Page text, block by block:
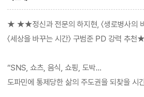
★ ★★정신과 전문의 하지현, 〈생로병사의 비
〈세상을 바꾸는 시간〉 구범준 PD 강력 추
“SNS, 쇼츠, 음식, 쇼핑, 도박…
도파민에 통제당한 삶의 주도권을 되찾을 시